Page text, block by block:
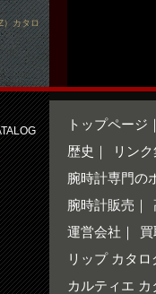
）カタロ
トップページ
歴史 ｜
リン
腕時計専門の
腕時計販売 ｜
運営会社 ｜
リップ カタロ
カルティエ カ